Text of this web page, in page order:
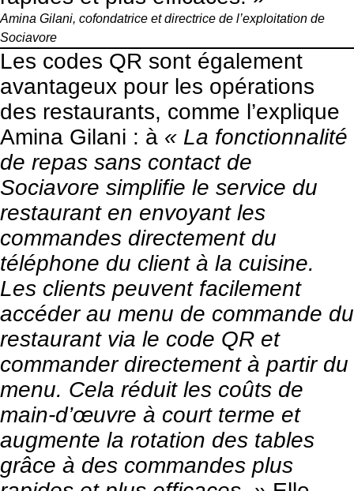
Amina Gilani, cofondatrice et directrice de l’exploitation de
Sociavore
Les codes QR sont également
avantageux pour les opérations
des restaurants, comme l’explique
Amina Gilani : à « La fonctionnalité
de repas sans contact de
Sociavore simplifie le service du
restaurant en envoyant les
commandes directement du
téléphone du client à la cuisine.
Les clients peuvent facilement
accéder au menu de commande du
restaurant via le code QR et
commander directement à partir du
menu. Cela réduit les coûts de
main-d’œuvre à court terme et
augmente la rotation des tables
grâce à des commandes plus